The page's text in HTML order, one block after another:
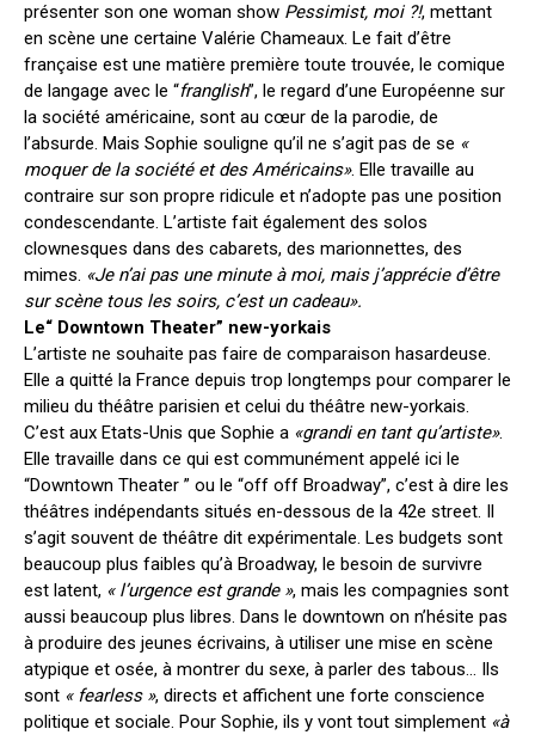
présenter son one woman show Pessimist, moi ?!, mettant
en scène une certaine Valérie Chameaux. Le fait d’être
française est une matière première toute trouvée, le comique
de langage avec le “franglish”, le regard d’une Européenne sur
la société américaine, sont au cœur de la parodie, de
l’absurde. Mais Sophie souligne qu’il ne s’agit pas de se «
moquer de la société et des Américains». Elle travaille au
contraire sur son propre ridicule et n’adopte pas une position
condescendante. L’artiste fait également des solos
clownesques dans des cabarets, des marionnettes, des
mimes. «Je n’ai pas une minute à moi, mais j’apprécie d’être
sur scène tous les soirs, c’est un cadeau».
Le“ Downtown Theater” new-yorkais
L’artiste ne souhaite pas faire de comparaison hasardeuse.
Elle a quitté la France depuis trop longtemps pour comparer le
milieu du théâtre parisien et celui du théâtre new-yorkais.
C’est aux Etats-Unis que Sophie a «grandi en tant qu’artiste».
Elle travaille dans ce qui est communément appelé ici le
“Downtown Theater ” ou le “off off Broadway”, c’est à dire les
théâtres indépendants situés en-dessous de la 42e street. Il
s’agit souvent de théâtre dit expérimentale. Les budgets sont
beaucoup plus faibles qu’à Broadway, le besoin de survivre
est latent, « l’urgence est grande », mais les compagnies sont
aussi beaucoup plus libres. Dans le downtown on n’hésite pas
à produire des jeunes écrivains, à utiliser une mise en scène
atypique et osée, à montrer du sexe, à parler des tabous… Ils
sont « fearless », directs et affichent une forte conscience
politique et sociale. Pour Sophie, ils y vont tout simplement «à